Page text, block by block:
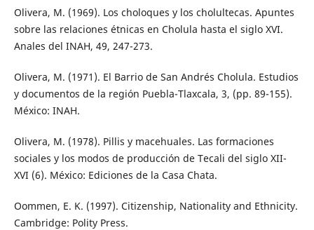
Olivera, M. (1969). Los choloques y los cholultecas. Apuntes
sobre las relaciones étnicas en Cholula hasta el siglo XVI.
Anales del INAH, 49, 247-273.
Olivera, M. (1971). El Barrio de San Andrés Cholula. Estudios
y documentos de la región Puebla-Tlaxcala, 3, (pp. 89-155).
México: INAH.
Olivera, M. (1978). Pillis y macehuales. Las formaciones
sociales y los modos de producción de Tecali del siglo XII-
XVI (6). México: Ediciones de la Casa Chata.
Oommen, E. K. (1997). Citizenship, Nationality and Ethnicity.
Cambridge: Polity Press.